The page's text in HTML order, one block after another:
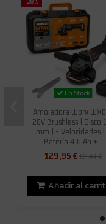
En Stock
Amoladora Worx
20V Brushless | Disco
mm | 3 Velocidades |
Batería 4,0 Ah +...
129,95 €181,44 €
Añadir al